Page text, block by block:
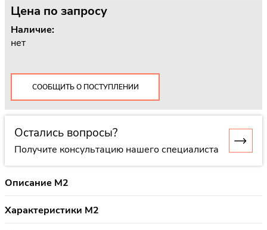
Цена по запросу
Наличие:
нет
СООБЩИТЬ О ПОСТУПЛЕНИИ
Остались вопросы?
Получите консультацию нашего специалиста
Описание M2
Характеристики M2